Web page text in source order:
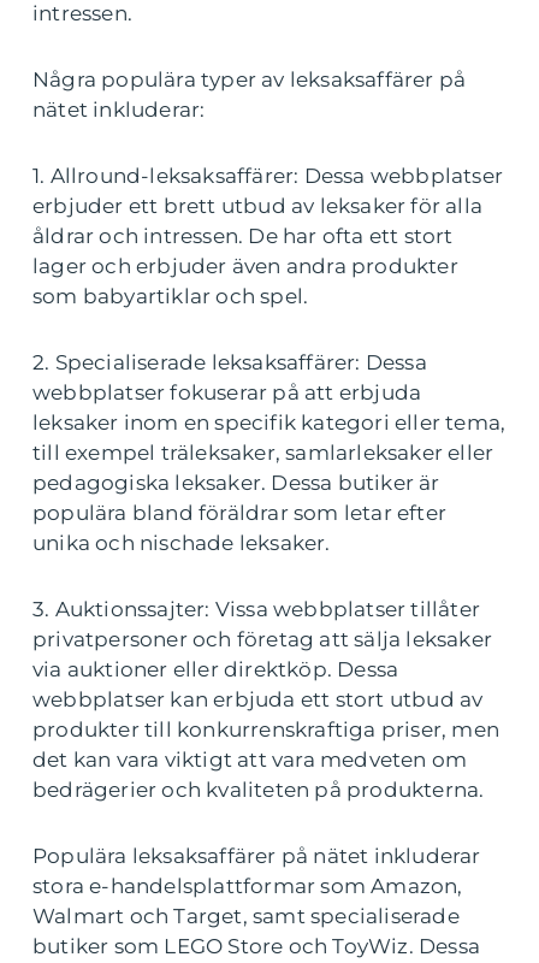
intressen.
Några populära typer av leksaksaffärer på
nätet inkluderar:
1. Allround-leksaksaffärer: Dessa webbplatser
erbjuder ett brett utbud av leksaker för alla
åldrar och intressen. De har ofta ett stort
lager och erbjuder även andra produkter
som babyartiklar och spel.
2. Specialiserade leksaksaffärer: Dessa
webbplatser fokuserar på att erbjuda
leksaker inom en specifik kategori eller tema,
till exempel träleksaker, samlarleksaker eller
pedagogiska leksaker. Dessa butiker är
populära bland föräldrar som letar efter
unika och nischade leksaker.
3. Auktionssajter: Vissa webbplatser tillåter
privatpersoner och företag att sälja leksaker
via auktioner eller direktköp. Dessa
webbplatser kan erbjuda ett stort utbud av
produkter till konkurrenskraftiga priser, men
det kan vara viktigt att vara medveten om
bedrägerier och kvaliteten på produkterna.
Populära leksaksaffärer på nätet inkluderar
stora e-handelsplattformar som Amazon,
Walmart och Target, samt specialiserade
butiker som LEGO Store och ToyWiz. Dessa